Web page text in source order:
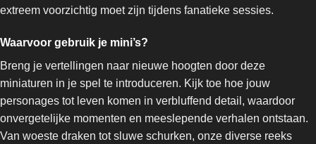
extreem voorzichtig moet zijn tijdens fanatieke sessies.
Waarvoor gebruik je mini’s?
Breng je vertellingen naar nieuwe hoogten door deze
miniaturen in je spel te introduceren. Kijk toe hoe jouw
personages tot leven komen in verbluffend detail, waardoor
onvergetelijke momenten en meeslepende verhalen ontstaan.
Van woeste draken tot sluwe schurken, onze diverse reeks